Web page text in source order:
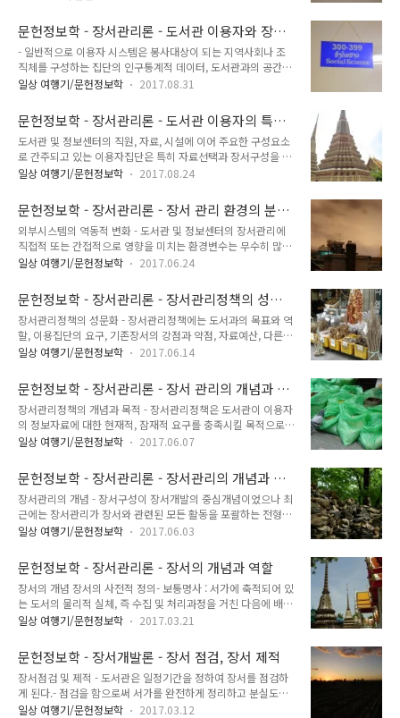
자료예산의 배정과 관리- 시간자료의 홍보활동 등. 장서관리자
의 책무와 요건 (1) 장서관리자의..
장 -> (미래도서관)사이버 접근(전통적 도서관)소장패러다임
(Just-in-Time) -> (미래도서관)접근패러다임(Just-in Case)(전
통적 도서관)critical information care -> (미래도서
관)managed information care(전통적 도서
관)Ptolemaic(library as center) -> (미래도서
소장- 사서 디지털(전자) 도서관..
문헌정보학 - 장서관리론 - 도서관 이용자와 장서
의 상관관계
- 일반적으로 이용자 시스템은 봉사대상이 되는 지역사회나 조
직체를 구성하는 집단의 인구통계적 데이터, 도서관과의 공간적
위치관계, 도서관 및 자료의 이용목적과 빈도, 관심주제와 독서
괄.- 이들 대부분은 자료이용이나 정보접근과 관련된 요소. - 그
러므로 다양한 방법으로 이용자 시스템을 조사 및 분석하여 각각
의 공통분모를 추출하고 수집정책에 반영할 때, 최신의 장서구성
이 가능. - 다만 지역사회나 이용자집단과 장서개발간에는 몇 가
지의 기본법칙이 존재한다는 사실을 간과해서는 안 됨.1. 도서관
찾는 자료가 없으면 장서 부족을 토로하는 경향이 강함.2. 어떤
도서관의 장서도 봉사권역내의 개인이..
일상 여행기/문헌정보학 2017.08.31
문헌정보학 - 장서관리론 - 도서관 이용자의 특성
과 행태
도서관 및 정보센터의 직원, 자료, 시설에 이어 주요한 구성요소
로 간주되고 있는 이용자집단은 특히 자료선택과 장서구성을 좌
우하는 환경변수. 그러므로 이용자의 특성과 요구변화는 언제나
성원들의 정보요구, 정보자료의 탐색행위와 이용행태 등을 조사
및 분석하여 장서관리에 반영해야 함. 이용자의 특성과 행태 - 모
든 도서관은 집서계획을 추진하기에 앞서 장서관리와 불가분의
상관관계를 형성하는 봉사집단의 특성이나 이용행태를 분석하
는 과정이 필요.- 그러나 일정한 기준을 설정하지 않은 채 정보접
공도서관과 대학도서관으로 한정하여 각각의 이용대상자에 대
한 배경정보나 기초데이터를 확인하는 것이 보다 편리...
일상 여행기/문헌정보학 2017.08.24
문헌정보학 - 장서관리론 - 장서 관리 환경의 분석
- 외부 시스템의 변화
외부시스템의 역동적 변화 - 도서관 및 정보센터의 장서관리에
직접적 또는 간접적으로 영향을 미치는 환경변수는 무수히 많
음.- 그 중에서는 도서관에서 통제 가능한 변수들도 있고 전혀 그
자 시스템, 도서관 시스템으로 구분할 수 있음. 이들은 개별적,
또는 상호작용하며 장서관리에 영향을 미침.- 외부시스템의 주
요 환경변수 : 정보네트웍의 광역화, 정보매체의 다양화, 정보생
산량의 급증추세, 자료가격의 급등현상, 가상적 정보공간의 출현
과 급속한 확산 정보네트웍의 광역화 - 정보기술은 정보의 창출
활동에 투입되는 하드웨어와 소프트웨어 및 정보인력을 총체적
으로 함축하는 개념.- 이런 정보기..
일상 여행기/문헌정보학 2017.06.24
문헌정보학 - 장서관리론 - 장서관리정책의 성문
화
장서관리정책의 성문화 - 장서관리정책에는 도서과의 목표와 역
할, 이용집단의 요구, 기존장서의 강점과 약점, 자료예산, 다른
도서관이나 정보센터의 수집방침과 실무, 자원공용프로그램, 정
서 정책을 수립할 때는 영향변수들을 충분히 반영해야 하므로 테
스크 포스의 성격을 지닌 장서관리정책개발위원회를 구성한 다
음에 그들의 주도하에 정책을 수립하여 초안을 작성하고, 의견수
렴 및 조정과정을 거쳐 수정 및 보완한 후에 최종문서로 채택해
야함. (1) 장서관리정책의 수립 1. 먼저 외부환경인 이용집단, 정
방침, 자원공용시스템(협동수서, 분담수서, 보존정책 등)을 분석.
이 가운데서도 특히 이용대상자를 분..
일상 여행기/문헌정보학 2017.06.14
문헌정보학 - 장서관리론 - 장서 관리의 개념과 목
적, 유용론과 무용론
장서관리정책의 개념과 목적 - 장서관리정책은 도서관이 이용자
의 정보자료에 대한 현재적, 잠재적 요구를 충족시킬 목적으로
장서를 개발 및 관리하기 위한 의도적인 계획.- 장서관리정책의
면 계획적으로 개발하는지를 가늠하는 최초의 증거. 장서관리정
책의 포괄적 목적- 도서관의 전반적 목적과 목표의 범주내에 존
재하는 계획도구- 선택정책 및 실무의 일관성과 연속성의 정도
를 제고시키는 관리도구- 직원보다는 이용자집단과 일반대중에
게 정보를 제공하는 커뮤니케이션 수단- 상호협력을 촉진시키는
균형유지- 장서업무의 일관성과 계속성의 견지- 자료의 선택, 등
록, 폐기기준으로 활용- 수집범위와 장서수준의 준거..
일상 여행기/문헌정보학 2017.06.07
문헌정보학 - 장서관리론 - 장서관리의 개념과 발
전 과정
장서관리의 개념 - 장서구성이 장서개발의 중심개념이었으나 최
근에는 장서관리가 장서와 관련된 모든 활동을 포괄하는 전형적
용어로 정착중.- 장서관리라는 말은 도서선택과 자료수집(수서),
선택 : 광의로 자료를 선택하고 구입, 기증, 교환, 기탁 등에 의해
획득하는 과정에 수반된 제한업무로 정의할 수도 있으나 일반적
으로 수집 전에 이루어지는 선정과정을 의미.- 수서업무 : 선택과
주문을 포함하는 입수과정.- 도서선택은 장서개발이나 장서관리
프로그램에 명시된 목적과 목표를 수행하기 위한 직접적인 의사
장서구성은 선택과 수집의 필연적 결과. 장서관리 - 자료의 선택
과 수집, 등록과 처리과정을..
일상 여행기/문헌정보학 2017.06.03
문헌정보학 - 장서관리론 - 장서의 개념과 역할
장서의 개념 장서의 사전적 정의- 보통명사 : 서가에 축적되어 있
는 도서의 물리적 실체, 즉 수집 및 처리과정을 거친 다음에 배가
된 자료의 집성체- 동사적 명사 : 도서의 집서과정- 범용적 의미 :
장서는 특정 도서관이나 정보센터가 소장하는 정보자료의 집합
체- 도서 이전의 기록물, 도서, 연속간행물, 마이크로자료, 시청
각자료, CD-ROM 및 온라인 데이터베이스, 웹 상의 정보자원을
망라- 개별자료는 인류의 지혜와 지식, 감성과 감각의 사고 및 행
동을 단편적으로 기록한 정보매체에 불과하지만, 장서는 인간의
일상 여행기/문헌정보학 2017.03.21
문헌정보학 - 장서개발론 - 장서 점검, 장서 제적
장서점검 및 제적 - 도서관은 일정기간을 정하여 장서를 점검하
게 된다.- 점검을 함으로써 서가를 완전하게 정리하고 분실도서
및 파손 오손된 자료를 확인할 수 있게 된다. - 장서를 점검하는
일상 여행기/문헌정보학 2017.03.12